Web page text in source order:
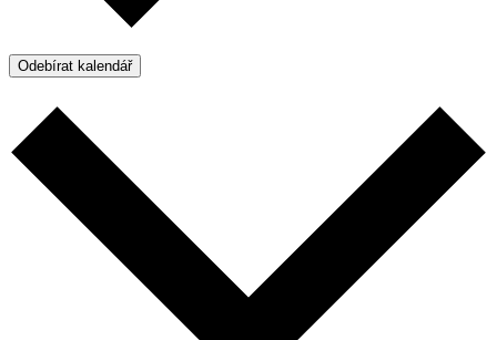
Odebírat kalendář